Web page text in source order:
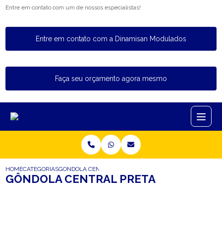
Entre em contato com um de nossos especialistas!
Entre em contato com a Dinamisan Modulados
Faça seu orçamento agora mesmo
HOMECATEGORIASGONDOLA CENTRAL PRETA
GÔNDOLA CENTRAL PRETA